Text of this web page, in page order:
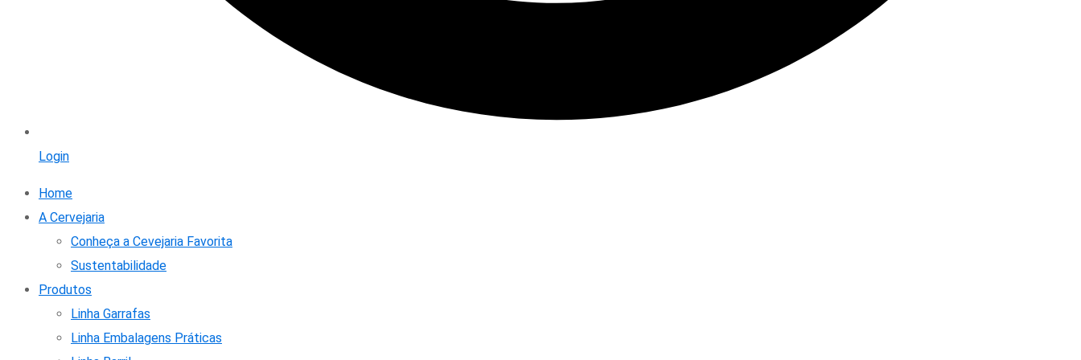
Login
Home
A Cervejaria
Conheça a Cevejaria Favorita
Sustentabilidade
Produtos
Linha Garrafas
Linha Embalagens Práticas